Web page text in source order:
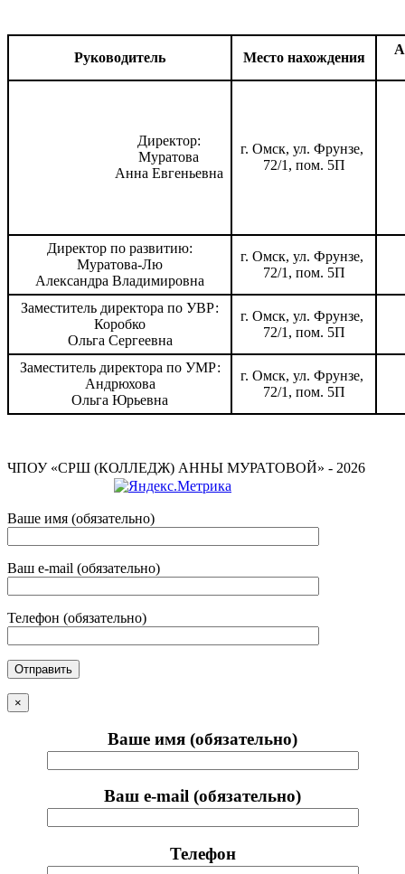
Руководитель Место нахождения
Директор:
Муратова
Анна Евгеньевна
г. Омск, ул. Фрунзе,
72/1, пом. 5П
Директор по развитию:
Муратова-Лю
Александра Владимировна
г. Омск, ул. Фрунзе,
72/1, пом. 5П
Заместитель директора по УВР:
Коробко
Ольга Сергеевна
г. Омск, ул. Фрунзе,
72/1, пом. 5П
Заместитель директора по УМР:
Андрюхова
Ольга Юрьевна
г. Омск, ул. Фрунзе,
72/1, пом. 5П
ЧПОУ «СРШ (КОЛЛЕДЖ) АННЫ МУРАТОВОЙ» - 2026
Ваше имя (обязательно)
Ваш e-mail (обязательно)
Телефон (обязательно)
×
Ваше имя (обязательно)
Ваш e-mail (обязательно)
Телефон